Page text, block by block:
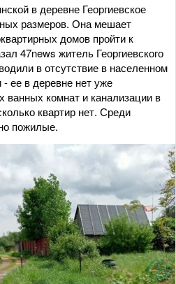
в деревне Георгиевское
размеров. Она мешает
домов пройти к
47news житель Георгиевского
в отсутствие в населенном
ее в деревне нет уже
ванных комнат и канализации в
квартир нет. Среди
пожилые.